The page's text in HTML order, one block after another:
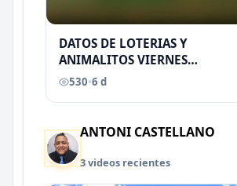
DATOS DE LOTERIAS Y
ANIMALITOS VIERNES
31/07/2026
530•6 d
ANTONI CASTELLANO
3 videos recientes